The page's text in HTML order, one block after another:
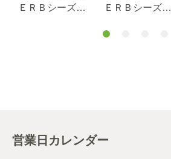
ＥＲＢシーズニ
ＥＲＢシーズニ
ビポテト ８ｇ
営業日カレンダー